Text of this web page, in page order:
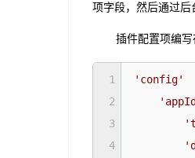
项字段，然后通过后
插件配置项编写
'config'
1
2
3
4